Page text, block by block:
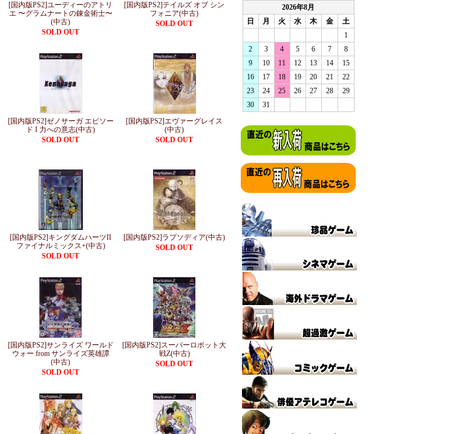
[国内版PS2]ユーディーのアトリ
エ 〜グラムナートの錬金術士〜
(中古)
SOLD OUT
[国内版PS2]テイルズ オブ シン
フォニア(中古)
SOLD OUT
[国内版PS2]ゼノサーガ エピソー
ド I 力への意志(中古)
SOLD OUT
[国内版PS2]エヴァーグレイス
(中古)
SOLD OUT
[国内版PS2]キングダムハーツII
ファイナルミックス+(中古)
SOLD OUT
[国内版PS2]ラプソディア(中古)
SOLD OUT
[国内版PS2]サンライズ ワールド
ウォー from サンライズ英雄譚
(中古)
SOLD OUT
[国内版PS2]スーパーロボット大
戦Z(中古)
SOLD OUT
2026年8月
日
月 火 水 木 金
土
1
2
3 4 5 6 7
8
9
10 11 12 13 14
15
16
17 18 19 20 21
22
23
24 25 26 27 28
29
30
31